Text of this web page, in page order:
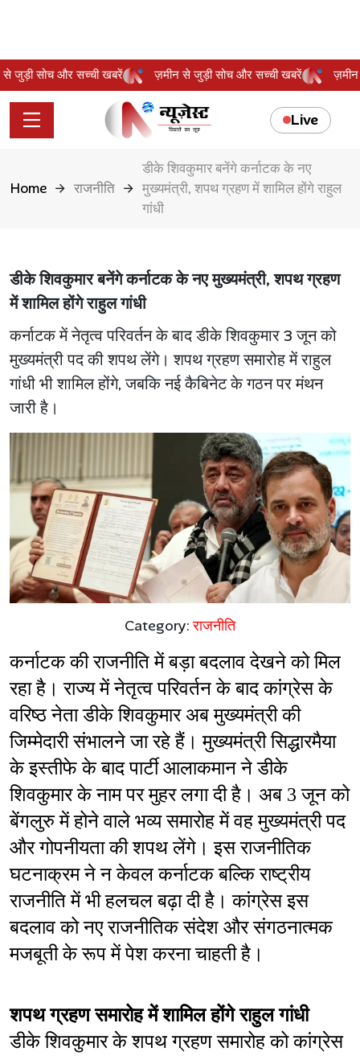
से जुड़ी सोच और सच्ची खबरें ज़मीन से जुड़ी सोच और सच्ची खबरें
Live
Home राजनीति
डीके शिवकुमार बनेंगे कर्नाटक के नए
मुख्यमंत्री, शपथ ग्रहण में शामिल होंगे राहुल
गांधी
डीके शिवकुमार बनेंगे कर्नाटक के नए मुख्यमंत्री, शपथ ग्रहण
में शामिल होंगे राहुल गांधी
कर्नाटक में नेतृत्व परिवर्तन के बाद डीके शिवकुमार 3 जून को
मुख्यमंत्री पद की शपथ लेंगे। शपथ ग्रहण समारोह में राहुल
गांधी भी शामिल होंगे, जबकि नई कैबिनेट के गठन पर मंथन
जारी है।
Category:राजनीति
कर्नाटक की राजनीति में बड़ा बदलाव देखने को मिल
रहा है। राज्य में नेतृत्व परिवर्तन के बाद कांग्रेस के
वरिष्ठ नेता डीके शिवकुमार अब मुख्यमंत्री की
जिम्मेदारी संभालने जा रहे हैं। मुख्यमंत्री सिद्धारमैया
के इस्तीफे के बाद पार्टी आलाकमान ने डीके
शिवकुमार के नाम पर मुहर लगा दी है। अब 3 जून को
बेंगलुरु में होने वाले भव्य समारोह में वह मुख्यमंत्री पद
और गोपनीयता की शपथ लेंगे। इस राजनीतिक
घटनाक्रम ने न केवल कर्नाटक बल्कि राष्ट्रीय
राजनीति में भी हलचल बढ़ा दी है। कांग्रेस इस
बदलाव को नए राजनीतिक संदेश और संगठनात्मक
मजबूती के रूप में पेश करना चाहती है।
शपथ ग्रहण समारोह में शामिल होंगे राहुल गांधी
डीके शिवकुमार के शपथ ग्रहण समारोह को कांग्रेस